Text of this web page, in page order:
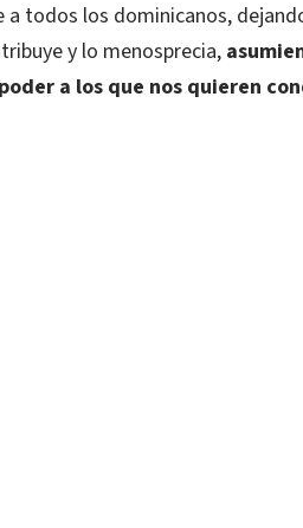
todos los dominicanos,
y lo menosprecia,
a los que nos quieren